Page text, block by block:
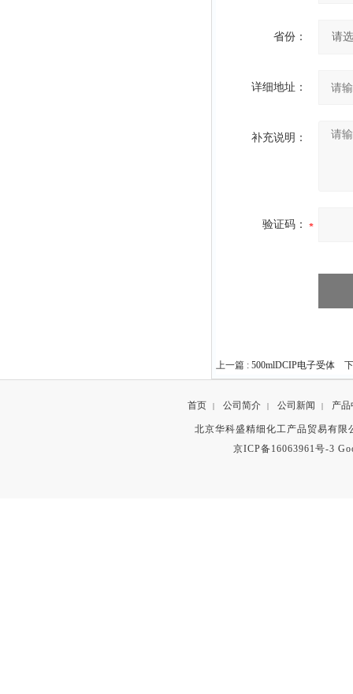
省份：
详细地址：
补充说明：
验证码：
上一篇 : 500mlDCIP电子受体
首页 | 公司简介 | 公司新闻 | 产品
北京华科盛精细化工产品贸易有
京ICP备16063961号-3